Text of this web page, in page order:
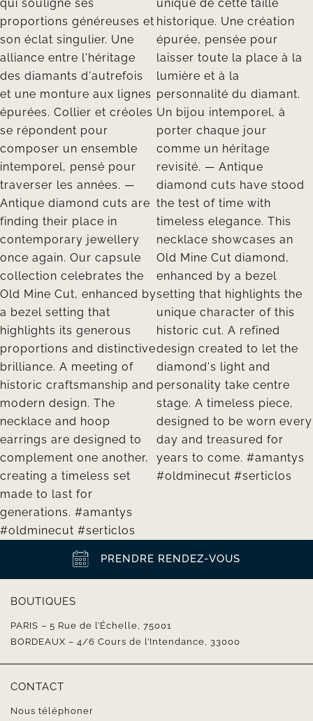
PRENDRE RENDEZ-VOUS
BOUTIQUES
PARIS – 5 Rue de l’Échelle, 75001
BORDEAUX – 4/6 Cours de l’Intendance, 33000
CONTACT
Nous téléphoner